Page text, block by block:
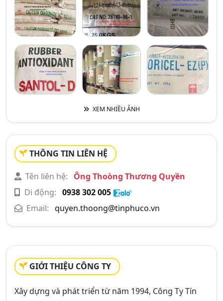
XEM NHIỀU ẢNH
THÔNG TIN LIÊN HỆ
Tên liên hệ:
Ông Thoòng Thương Quyền
Di động: 0938 302 005
Email: quyen.thoong@tinphuco.vn
GIỚI THIỆU CÔNG TY
Xây dựng và phát triển từ năm 1994, Công Ty Tín